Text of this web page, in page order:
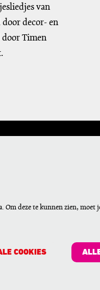
van
door decor- en
door Timen
Om deze te kunnen zien, moet
COOKIES